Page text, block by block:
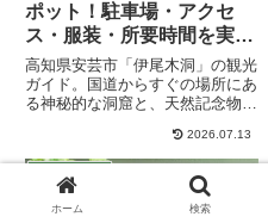
ポット！駐車場・アクセ
ス・服装・所要時間を実体
験レビュー
高知県安芸市「伊尾木洞」の観光
ガイド。国道からすぐの場所にあ
る神秘的な洞窟と、天然記念物の
界！無料駐車場の場所やおすすめ
の服装、長靴レンタルの詳細、奥
にある滝までの所要時間を実体験
をもとに解説します。
2026.07.13
ホーム 検索